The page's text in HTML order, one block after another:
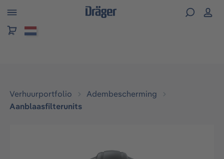
Verhuurportfolio
Adembescherming
Aanblaasfilterunits
Afbeeldingengalerij overslaan